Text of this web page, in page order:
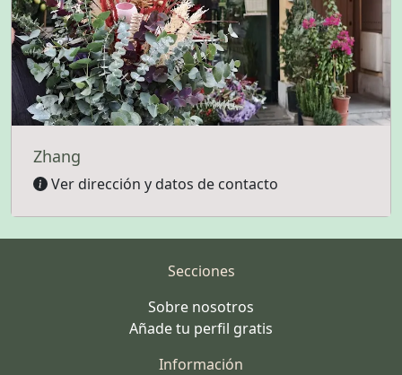
Zhang
Ver dirección y datos de contacto
Secciones
Sobre nosotros
Añade tu perfil gratis
Información